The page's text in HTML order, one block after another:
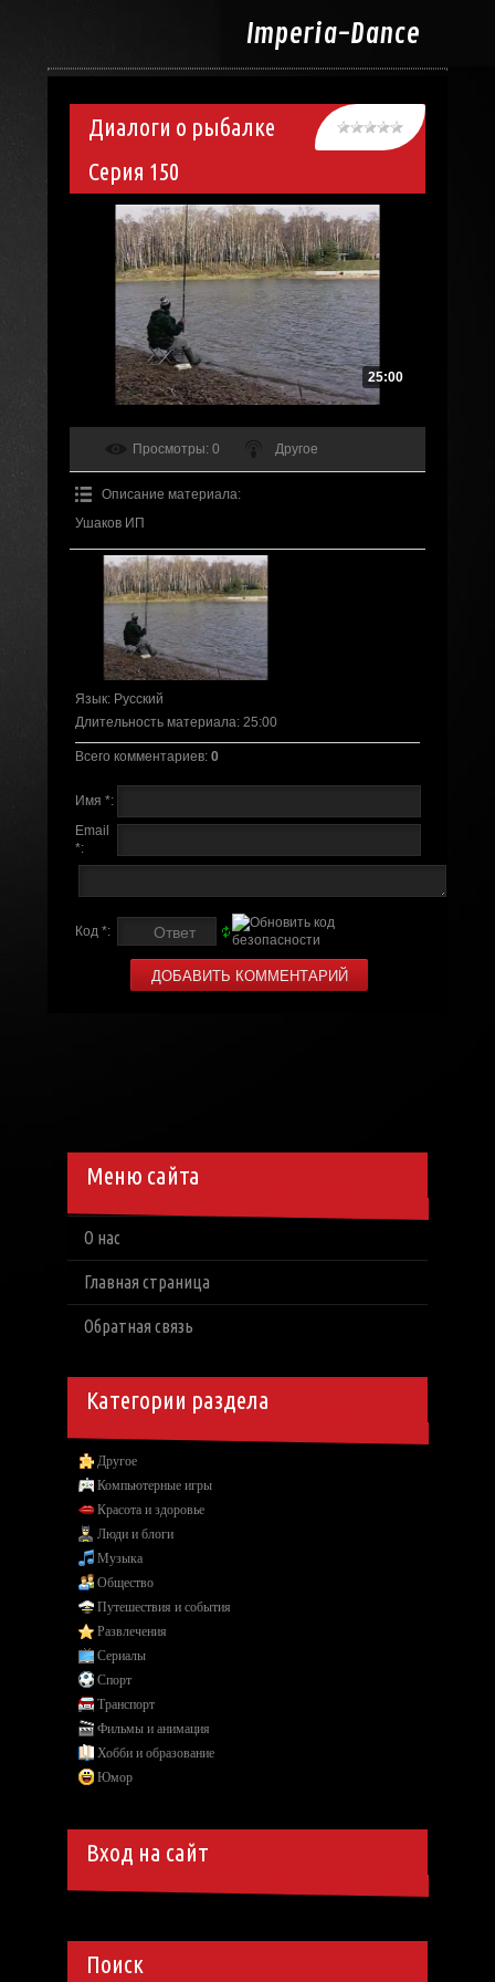
Imperia-Dance
Диалоги о рыбалке
Серия 150
25:00
Просмотры: 0 Другое
Описание материала:
Ушаков ИП
Язык: Русский
Длительность материала: 25:00
Всего комментариев: 0
Имя *:
Email
*:
Код *:
Меню сайта
О нас
Главная страница
Обратная связь
Категории раздела
Другое
Компьютерные игры
Красота и здоровье
Люди и блоги
Музыка
Общество
Путешествия и события
Развлечения
Сериалы
Спорт
Транспорт
Фильмы и анимация
Хобби и образование
Юмор
Вход на сайт
Поиск